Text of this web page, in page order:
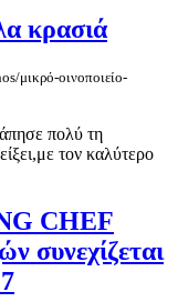
κρασιά
μικρό-οινοπoιείο-
πολύ τη
τον καλύτερο
CHEF
συνεχίζεται